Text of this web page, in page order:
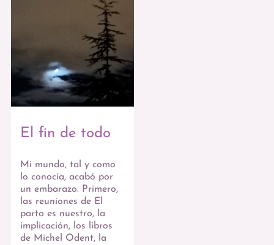
El fin de todo
Mi mundo, tal y como
lo conocía, acabó por
un embarazo. Primero,
las reuniones de El
parto es nuestro, la
implicación, los libros
de Michel Odent, la